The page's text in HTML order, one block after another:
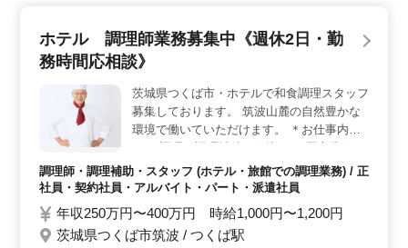
います。ライフスタイルに合わせた働き方が可能で
す。 ＜シニア世代活躍中＞ 50代、60代の採用実績
があります。経験を活かしながら、安定した職場で働き
たい方に最適です。
ホテル 調理師業務募集中《週休2日・勤
務時間応相談》
茨城県つくば市・ホテルで和食調理スタッフ
募集しております。 筑波山麓の自然豊かな
環境で働いていただけます。 ＊お仕事内容
食材の選定、発注 ・献立の設定 ＊備考＊ ・
週休2日制 ・社会保険完備 ・勤務時間応相
能 ベテランならではの経験を生かしたおい
しい日本料理で、 厨房を支えていきません
調理師・調理補助・スタッフ (ホテル・旅館での調理業務) / 正
社員・契約社員・アルバイト・パート・派遣社員
年収250万円〜400万円 時給1,000円〜1,200円
茨城県つくば市筑波 / つくば駅